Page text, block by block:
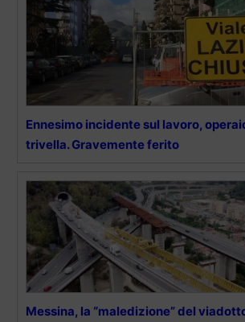
Ennesimo incidente sul lavoro,
trivella. Gravemente ferito
Messina, la “maledizione” del